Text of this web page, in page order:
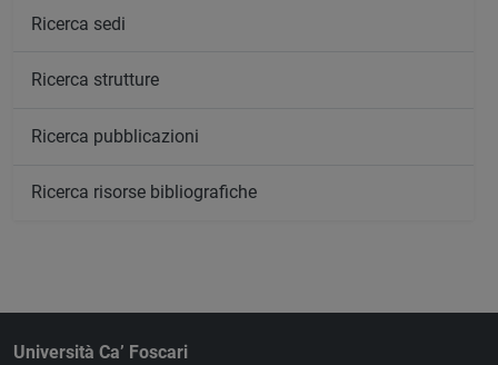
Ricerca sedi
Ricerca strutture
Ricerca pubblicazioni
Ricerca risorse bibliografiche
Università Ca’ Foscari